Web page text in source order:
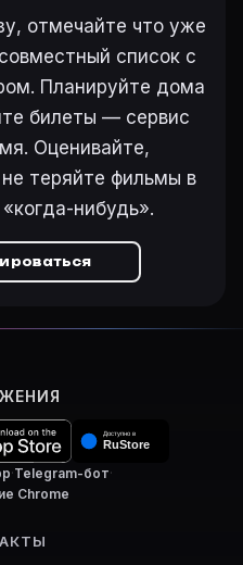
в свой список
на Movie
о премьере «Снова
(1937)» на Movie
·Как вести watchlist
гора (2005)·
отмечайте что уже
список с
Планируйте дома
билеты — сервис
Оценивайте,
теряйте фильмы в
нибудь».
·Telegram-бот·
Chrome